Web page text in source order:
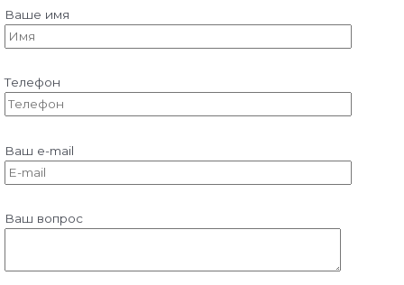
Ваше имя
Телефон
Ваш e-mail
Ваш вопрос